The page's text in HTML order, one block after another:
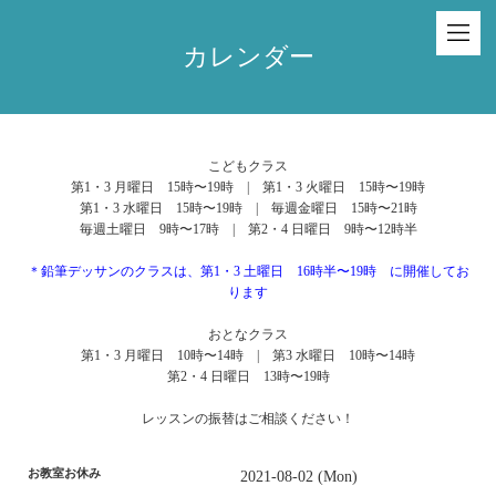
カレンダー
こどもクラス
第1・3 月曜日 15時〜19時 | 第1・3 火曜日 15時〜19時
第1・3 水曜日 15時〜19時 | 毎週金曜日 15時〜21時
毎週土曜日 9時〜17時 | 第2・4 日曜日 9時〜12時半
＊鉛筆デッサンのクラスは、第1・3 土曜日 16時半〜19時 に開催してお
ります
おとなクラス
第1・3 月曜日 10時〜14時 | 第3 水曜日 10時〜14時
第2・4 日曜日 13時〜19時
レッスンの振替はご相談ください！
お教室お休み 2021-08-02 (Mon)